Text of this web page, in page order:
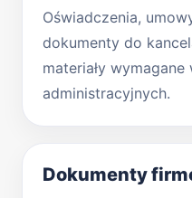
Oświadczenia,
dokumenty do
materiały
administracyjnych.
Dokumenty